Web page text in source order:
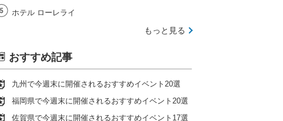
ホテル ローレライ
もっと見る
おすすめ記事
九州で今週末に開催されるおすすめイベント20選
福岡県で今週末に開催されるおすすめイベント20選
佐賀県で今週末に開催されるおすすめイベント17選